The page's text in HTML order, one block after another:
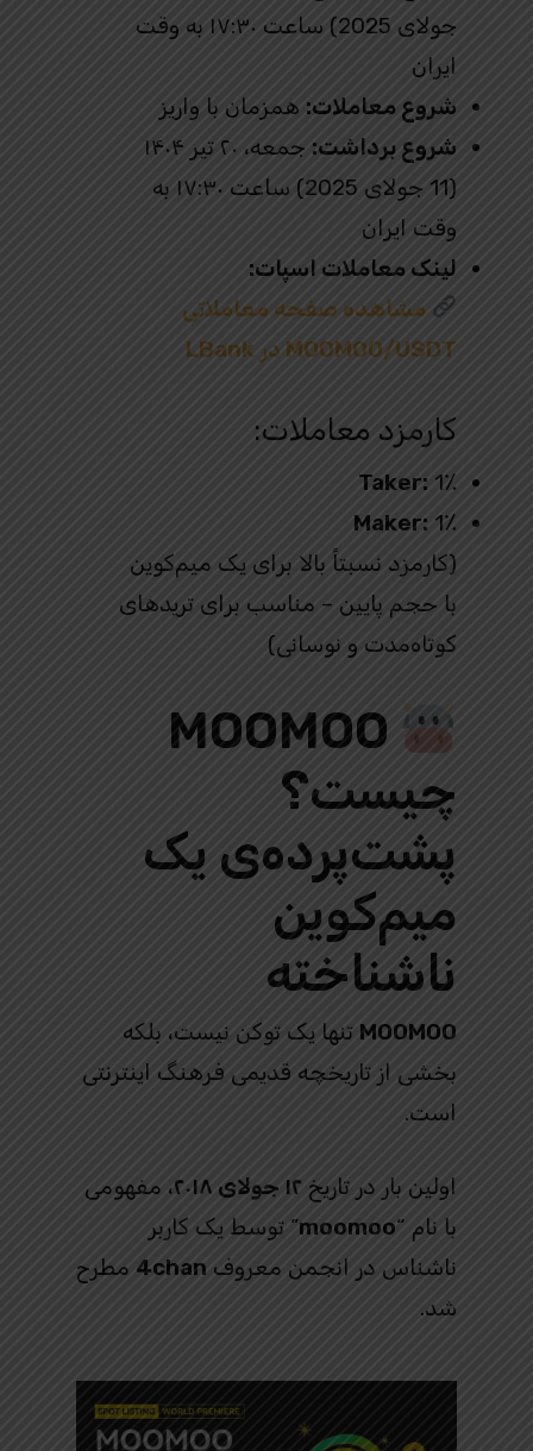
جولای 2025) ساعت ۱۷:۳۰ به وقت
ایران
شروع معاملات: همزمان با واریز
شروع برداشت:
جمعه، ۲۰ تیر ۱۴۰۴
(11 جولای 2025) ساعت ۱۷:۳۰ به
وقت ایران
لینک معاملات اسپات:
مشاهده صفحه معاملاتی
MOOMOO/USDT در LBank
کارمزد معاملات:
Taker: 1٪
Maker: 1٪
(کارمزد نسبتاً بالا برای یک میم‌کوین
با حجم پایین – مناسب برای تریدهای
کوتاه‌مدت و نوسانی)
MOOMOO
چیست؟
پشت‌پرده‌ی یک
میم‌کوین
ناشناخته
MOOMOO تنها یک توکن نیست، بلکه
بخشی از تاریخچه قدیمی فرهنگ اینترنتی
است.
اولین بار در تاریخ ۱۲ جولای ۲۰۱۸
، مفهومی
با نام “moomoo” توسط یک کاربر
ناشناس در انجمن معروف 4chan مطرح
شد.